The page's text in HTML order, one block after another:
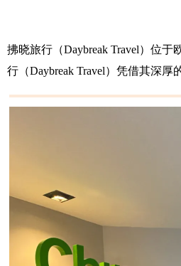
拂晓旅行（Daybreak Travel）位
行（Daybreak Travel）凭借其深